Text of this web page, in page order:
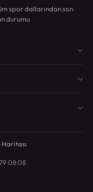
spor dallarından son
durumu
Haritası
08 08